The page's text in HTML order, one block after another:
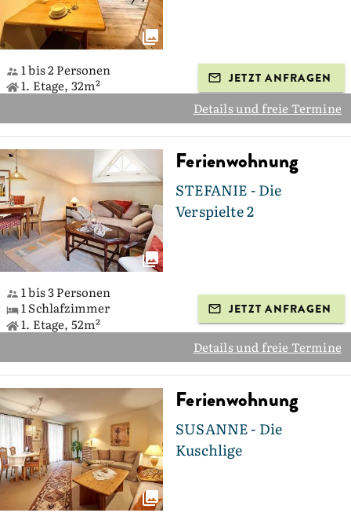
1 bis 2 Personen
1. Etage, 32m²
JETZT ANFRAGEN
Details und freie Termine
Ferienwohnung
STEFANIE - Die
Verspielte 2
1 bis 3 Personen
1 Schlafzimmer
1. Etage, 52m²
JETZT ANFRAGEN
Details und freie Termine
Ferienwohnung
SUSANNE - Die
Kuschlige